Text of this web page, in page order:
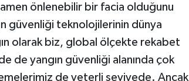
önlenebilir bir facia olduğunu
güvenliği teknolojilerinin dünya
olarak biz, global ölçekte rekabet
de yangın güvenliği alanında çok
de yeterli seviyede. Ancak